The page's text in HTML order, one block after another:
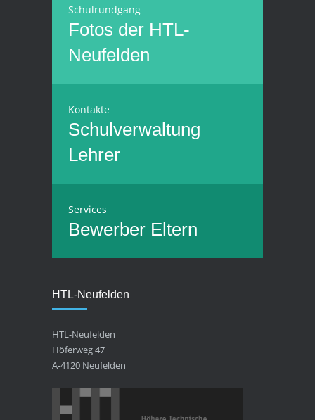
Schulrundgang
Fotos der HTL-
Neufelden
Kontakte
Schulverwaltung
Lehrer
Services
Bewerber Eltern
HTL-Neufelden
HTL-Neufelden
Höferweg 47
A-4120 Neufelden